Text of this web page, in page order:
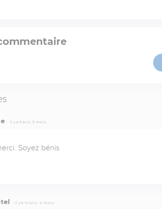
Il y a 5 ans, 3 mois
Soyez bénis
Il y a 14 ans, 2 mois